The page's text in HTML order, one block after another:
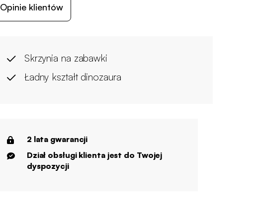
Opinie klientów
Skrzynia na zabawki
Ładny kształt dinozaura
2 lata gwarancji
Dział obsługi klienta jest do Twojej
dyspozycji